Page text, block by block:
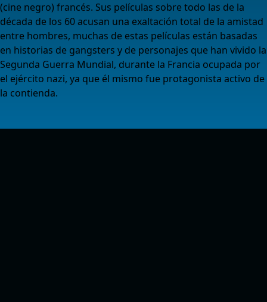
(cine negro) francés. Sus películas sobre todo las de la
década de los 60 acusan una exaltación total de la amistad
entre hombres, muchas de estas películas están basadas
en historias de gangsters y de personajes que han vivido la
Segunda Guerra Mundial, durante la Francia ocupada por
el ejército nazi, ya que él mismo fue protagonista activo de
la contienda.